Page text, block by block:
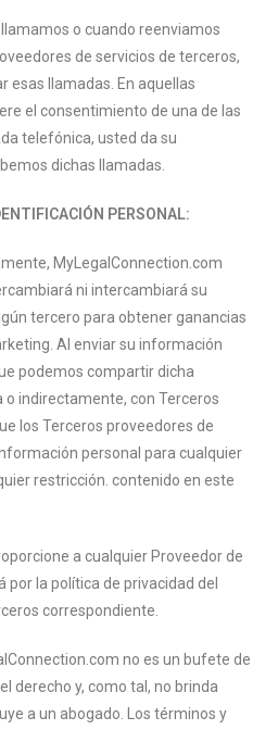
o cuando reenviamos
de servicios de terceros,
esas llamadas. En aquellas
el consentimiento de una de las
telefónica, usted da su
dichas llamadas.
PERSONAL:
MyLegalConnection.com
ni intercambiará su
tercero para obtener ganancias
Al enviar su información
podemos compartir dicha
indirectamente, con Terceros
los Terceros proveedores de
personal para cualquier
restricción. contenido en este
a cualquier Proveedor de
la política de privacidad del
correspondiente.
no es un bufete de
derecho y, como tal, no brinda
a un abogado. Los términos y